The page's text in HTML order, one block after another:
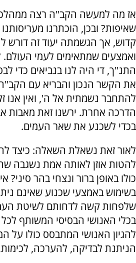
אז מה למעשה הקב"ה רצה
שאיפות? ובכן, הוכתרנו
קדוש, אך הגשמתה יעוד זה דורש
ואמצעים שמתאימים לעמי
התנ"ך, די היה לנו בנביאים כדי
את הקשר הנכון והבריא עם
להתחבר נשמתית אל ה', ואין אנו
הדרכה אחרת. ירשנו זאת מאבות
בכדי לשכנע את שאר העמים.
לאור זאת נשאלת השאלה: כיצד
להטות אוזן לאותה אמת נשגבה
כולו באופן ברור ונצחי בהר
בשימוש באמצעי שכנוע שאינם
שלפחות קשה לדחותם לשיטת
בכלי האנושי הבסיסי המשותף
להגיון האנושי המתבסס כולו על
הניתנת לבדיקה, להערכה,